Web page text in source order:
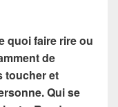
quoi faire rire ou
de
toucher et
Qui se